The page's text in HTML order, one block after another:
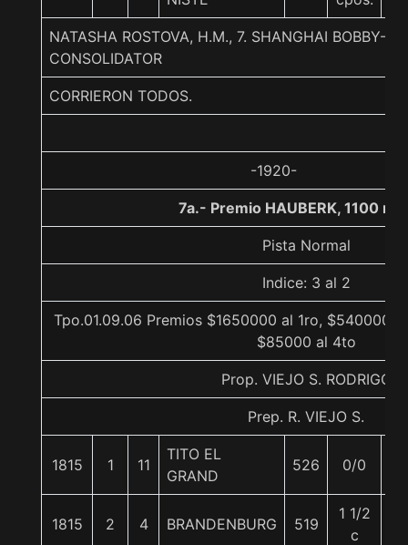
NATASHA ROSTOVA, H.M., 7. SHANGHAI BOBBY-
CONSOLIDATOR
CORRIERON TODOS.
-1920-
7a.- Premio HAUBERK, 1100
Pista Normal
Indice: 3 al 2
Tpo.01.09.06 Premios $1650000 al 1ro, $540000
$85000 al 4to
Prop. VIEJO S. RODRIGO
Prep. R. VIEJO S.
1815 1 11
TITO EL
GRAND
526 0/0
1815 2 4 BRANDENBURG 519
1 1/2
c